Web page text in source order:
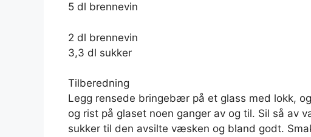
5 dl brennevin
2 dl brennevin
3,3 dl sukker
Tilberedning
Legg rensede bringebær på et glass med lokk,
og rist på glaset noen ganger av og til. Sil så av
sukker til den avsilte væsken og bland godt.